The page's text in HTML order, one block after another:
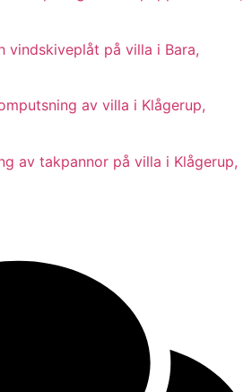
vindskiveplåt på villa i Bara,
av villa i Klågerup,
av takpannor på villa i Klågerup,